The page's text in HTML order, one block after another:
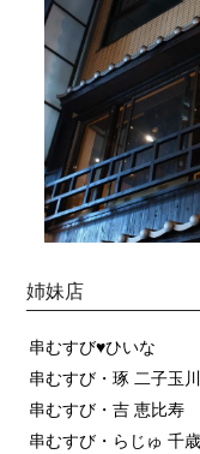
姉妹店
串むすび♥ひいな
串むすび・琢 二子玉川
串むすび・吉 恵比寿
串むすび・らじゅ 千